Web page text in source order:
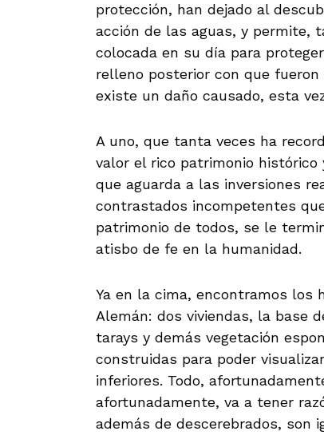
protección, han dejado al
acción de las aguas, y permite,
colocada en su día para
relleno posterior con que
existe un daño causado, esta
A uno, que tanta veces ha
valor el rico patrimonio
que aguarda a las inversiones
contrastados incompetentes
patrimonio de todos, se le
atisbo de fe en la humanidad.
Ya en la cima, encontramos los
Alemán: dos viviendas, la base
tarays y demás vegetación
construidas para poder
inferiores. Todo,
afortunadamente, va a tener
además de descerebrados, son